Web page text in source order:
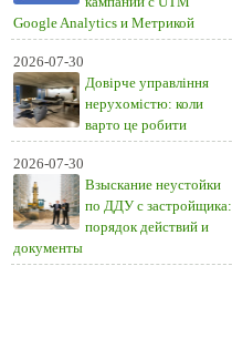
Google Analytics и Метрикой
2026-07-30
Довірче управління
нерухомістю: коли
варто це робити
2026-07-30
Взыскание неустойки
по ДДУ с застройщика:
порядок действий и
документы